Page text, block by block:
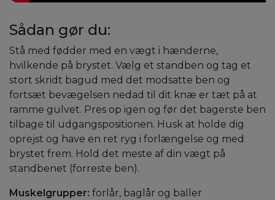
Sådan gør du:
Stå med fødder med en vægt i hænderne,
hvilkende på brystet. Vælg et standben og tag et
stort skridt bagud med det modsatte ben og
fortsæt bevægelsen nedad til dit knæ er tæt på at
ramme gulvet. Pres op igen og før det bagerste ben
tilbage til udgangspositionen. Husk at holde dig
oprejst og have en ret ryg i forlængelse og med
brystet frem. Hold det meste af din vægt på
standbenet (forreste ben).
Muskelgrupper: forlår, baglår og baller